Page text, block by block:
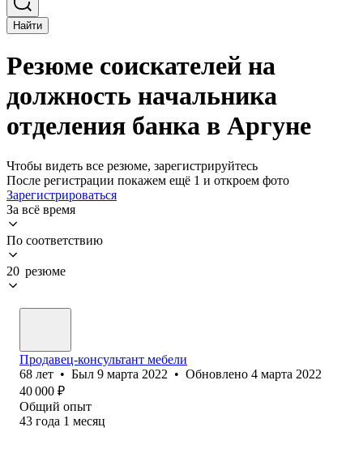
Найти
Резюме соискателей на
должность начальника
отделения банка в Аргуне
Чтобы видеть все резюме, зарегистрируйтесь
После регистрации покажем ещё 1 и откроем фото
Зарегистрироваться
За всё время
По соответствию
20 резюме
Продавец-консультант мебели
68 лет • Был 9 марта 2022 • Обновлено 4 марта 2022
40 000 ₽
Общий опыт
43 года 1 месяц